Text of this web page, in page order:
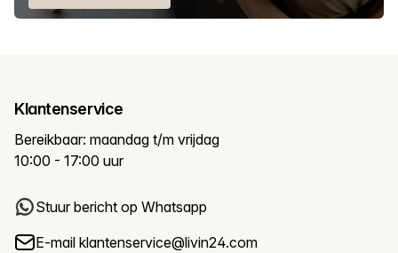
Klantenservice
Bereikbaar: maandag t/m vrijdag
10:00 - 17:00 uur
Stuur bericht op Whatsapp
E-mail klantenservice@livin24.com